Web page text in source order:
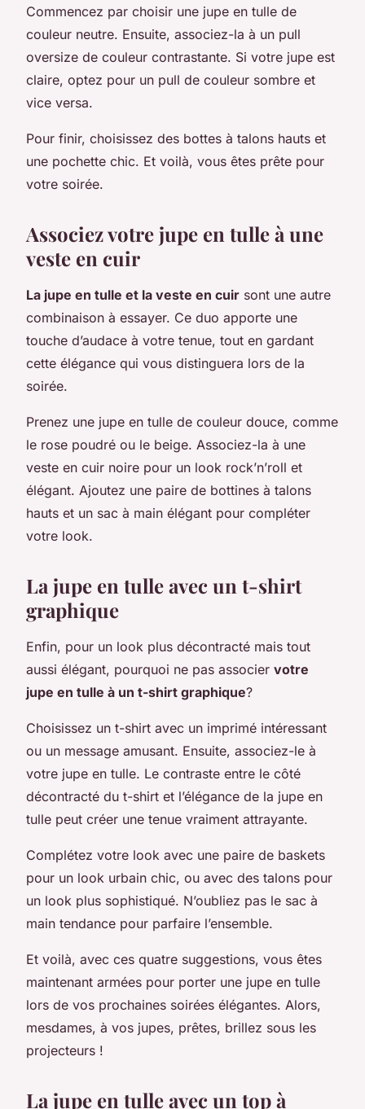
Commencez par choisir une jupe en tulle de
couleur neutre. Ensuite, associez-la à un pull
oversize de couleur contrastante. Si votre jupe est
claire, optez pour un pull de couleur sombre et
vice versa.
Pour finir, choisissez des bottes à talons hauts et
une pochette chic. Et voilà, vous êtes prête pour
votre soirée.
Associez votre jupe en tulle à une
veste en cuir
La jupe en tulle et la veste en cuir sont une autre
combinaison à essayer. Ce duo apporte une
touche d’audace à votre tenue, tout en gardant
cette élégance qui vous distinguera lors de la
soirée.
Prenez une jupe en tulle de couleur douce, comme
le rose poudré ou le beige. Associez-la à une
veste en cuir noire pour un look rock’n’roll et
élégant. Ajoutez une paire de bottines à talons
hauts et un sac à main élégant pour compléter
votre look.
La jupe en tulle avec un t-shirt
graphique
Enfin, pour un look plus décontracté mais tout
aussi élégant, pourquoi ne pas associer votre
jupe en tulle à un t-shirt graphique?
Choisissez un t-shirt avec un imprimé intéressant
ou un message amusant. Ensuite, associez-le à
votre jupe en tulle. Le contraste entre le côté
décontracté du t-shirt et l’élégance de la jupe en
tulle peut créer une tenue vraiment attrayante.
Complétez votre look avec une paire de baskets
pour un look urbain chic, ou avec des talons pour
un look plus sophistiqué. N’oubliez pas le sac à
main tendance pour parfaire l’ensemble.
Et voilà, avec ces quatre suggestions, vous êtes
maintenant armées pour porter une jupe en tulle
lors de vos prochaines soirées élégantes. Alors,
mesdames, à vos jupes, prêtes, brillez sous les
projecteurs !
La jupe en tulle avec un top à